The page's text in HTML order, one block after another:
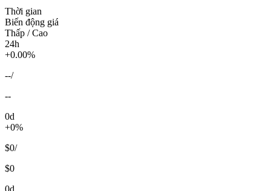
Thời gian
Biến động giá
Thấp / Cao
24h
+0.00%
--/
--
0d
+0%
$0/
$0
0d